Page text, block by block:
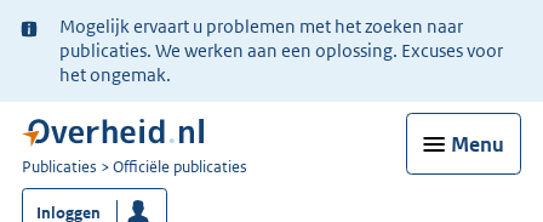
Ter
informatie:
Mogelijk ervaart u problemen met het zoeken naar
publicaties. We werken aan een oplossing. Excuses voor
het ongemak.
Menu
U
bent
nu
Publicaties Officiële publicaties
Inloggen